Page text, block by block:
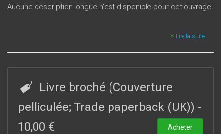
Aucune description longue n'est disponible pour cet ouvrage.
Lire la suite
Livre broché (Couverture
pelliculée; Trade paperback (UK)) -
10,00 €
Acheter